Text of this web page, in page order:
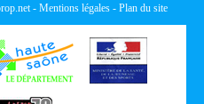
- Mentions légales - Plan du site